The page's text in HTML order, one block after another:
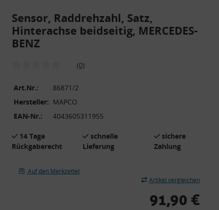
Sensor, Raddrehzahl, Satz,
Hinterachse beidseitig, MERCEDES-
BENZ
(0)
Art.Nr.:
86871/2
Hersteller: MAPCO
EAN-Nr.:
4043605311955
14 Tage
Rückgaberecht
schnelle
Lieferung
sichere
Zahlung
Auf den Merkzettel
Artikel vergleichen
91,90 €